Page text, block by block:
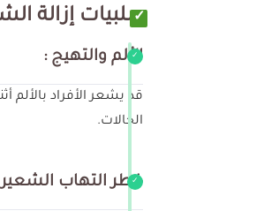
سلبيات إزالة
الألم والتهيج :
قد يشعر الأفراد
الحالات.
خطر التهاب